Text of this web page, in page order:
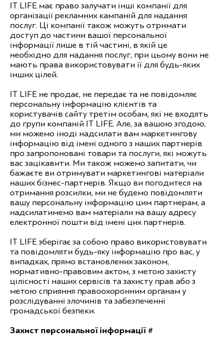
IT LIFE має право залучати інші компанії для
організації рекламних кампаній для надання
послуг. Ці компанії також можуть отримати
доступ до частини вашої персональної
інформації лише в тій частині, в якій це
необхідно для надання послуг, при цьому вони не
мають права використовувати її для будь-яких
інших цілей.
IT LIFE не продає, не передає та не повідомляє
персональну інформацію клієнтів та
користувачів сайту третім особам, які не входять
до групи компаній IT LIFE. Але, за вашою згодою,
ми можемо іноді надсилати вам маркетингову
інформацію від імені одного з наших партнерів
про запропоновані товари та послуги, які можуть
вас зацікавити. Ми також можемо запитати, чи
бажаєте ви отримувати маркетингові матеріали
наших бізнес-партнерів. Якщо ви погодитеся на
отримання розсилки, ми не будемо повідомляти
вашу персональну інформацію цим партнерам, а
надсилатимемо вам матеріали на вашу адресу
електронної пошти від імені цих партнерів.
IT LIFE зберігає за собою право використовувати
та повідомляти будь-яку інформацію про вас, у
випадках, прямо встановлених законом,
нормативно-правовим актом, з метою захисту
цілісності наших сервісів та захисту прав або з
метою сприяння правоохоронним органам у
розслідуванні злочинів та забезпеченні
громадської безпеки.
Захист персональної інформації #